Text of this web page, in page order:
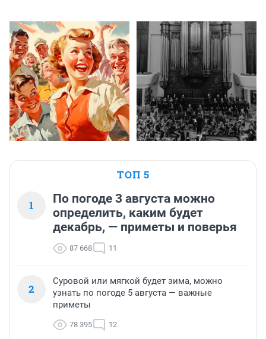
ТОП 5
1
По погоде 3 августа можно
определить, каким будет
декабрь, — приметы и поверья
87 668 11
2
Суровой или мягкой будет зима, можно
узнать по погоде 5 августа — важные
приметы
78 395 12